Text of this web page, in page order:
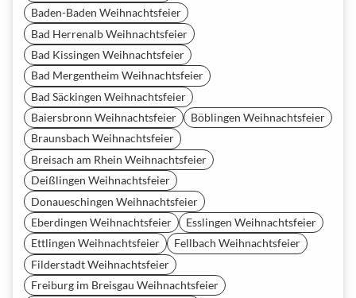
Baden-Baden Weihnachtsfeier
Bad Herrenalb Weihnachtsfeier
Bad Kissingen Weihnachtsfeier
Bad Mergentheim Weihnachtsfeier
Bad Säckingen Weihnachtsfeier
Baiersbronn Weihnachtsfeier
Böblingen Weihnachtsfeier
Braunsbach Weihnachtsfeier
Breisach am Rhein Weihnachtsfeier
Deißlingen Weihnachtsfeier
Donaueschingen Weihnachtsfeier
Eberdingen Weihnachtsfeier
Esslingen Weihnachtsfeier
Ettlingen Weihnachtsfeier
Fellbach Weihnachtsfeier
Filderstadt Weihnachtsfeier
Freiburg im Breisgau Weihnachtsfeier